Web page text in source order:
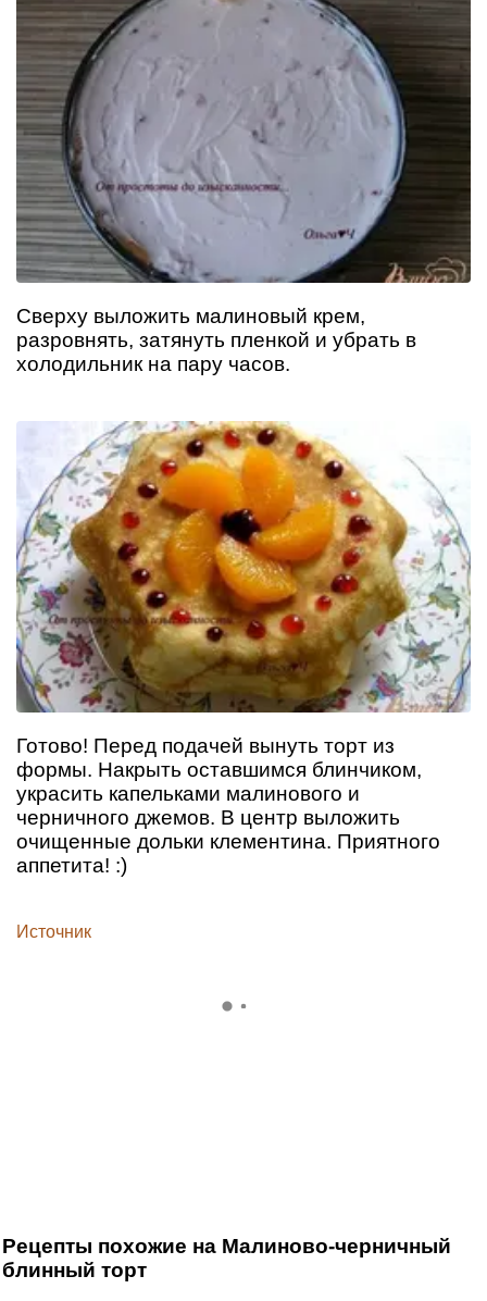
Сверху выложить малиновый крем,
разровнять, затянуть пленкой и убрать в
холодильник на пару часов.
Готово! Перед подачей вынуть торт из
формы. Накрыть оставшимся блинчиком,
украсить капельками малинового и
черничного джемов. В центр выложить
очищенные дольки клементина. Приятного
аппетита! :)
Источник
Рецепты похожие на Малиново-черничный
блинный торт